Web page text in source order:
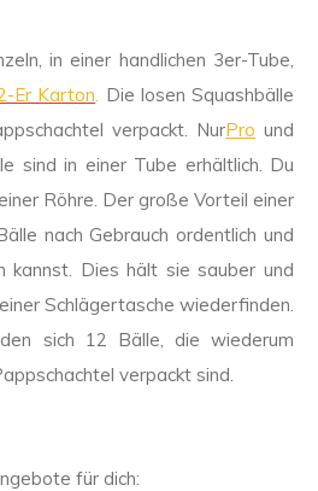
in einer handlichen 3er-Tube,
Er Karton. Die losen Squashbälle
verpackt. NurPro und
sind in einer Tube erhältlich. Du
Röhre. Der große Vorteil einer
nach Gebrauch ordentlich und
kannst. Dies hält sie sauber und
Schlägertasche wiederfinden.
sich 12 Bälle, die wiederum
verpackt sind.
für dich: